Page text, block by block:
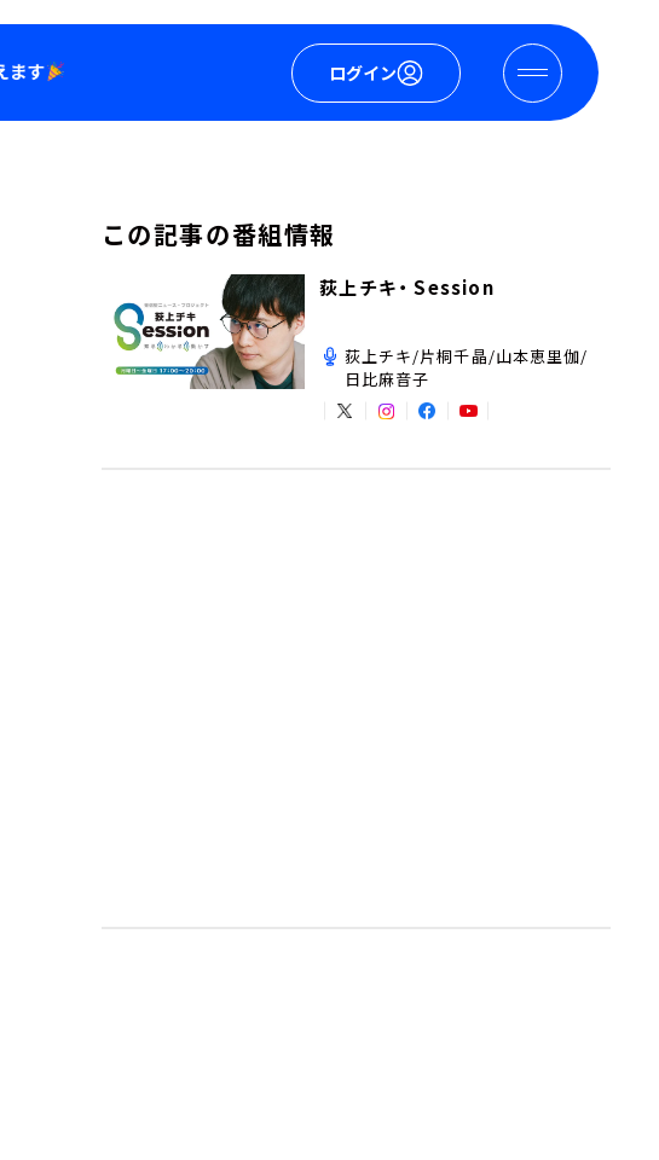
ログイン
この記事の番組情報
荻上チキ・ Session
荻上チキ/片桐千晶/山本恵里伽/
日比麻音子